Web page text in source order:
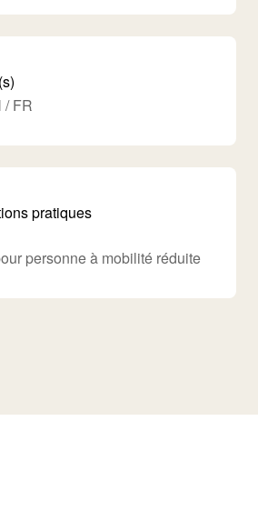
/ FR
pratiques
personne à mobilité réduite